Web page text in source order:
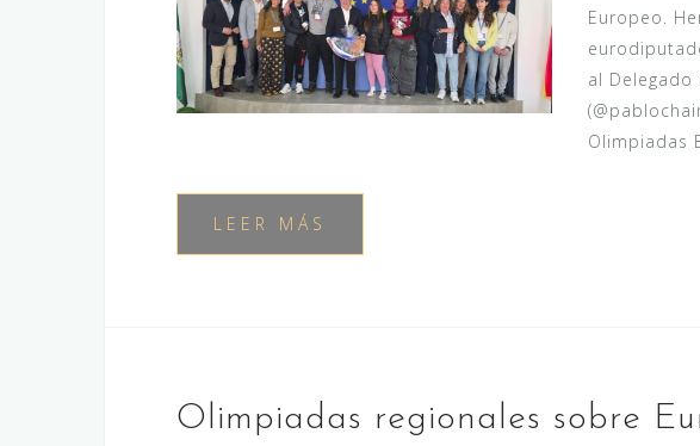
Europeo.
al Delegado
Olimpiadas
LEER MÁS
Olimpiadas regionales sobre